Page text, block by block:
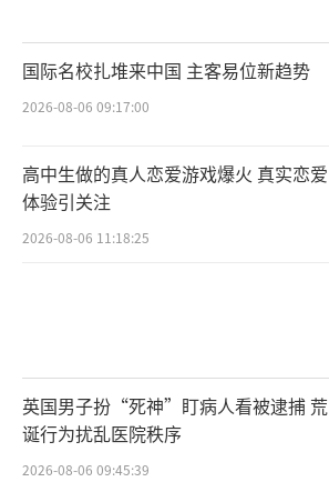
国际名校扎堆来中国 主客易位新趋势
2026-08-06 09:17:00
高中生做的真人恋爱游戏爆火 真实恋爱
体验引关注
2026-08-06 11:18:25
英国男子扮“死神”盯病人看被逮捕 荒
诞行为扰乱医院秩序
2026-08-06 09:45:39